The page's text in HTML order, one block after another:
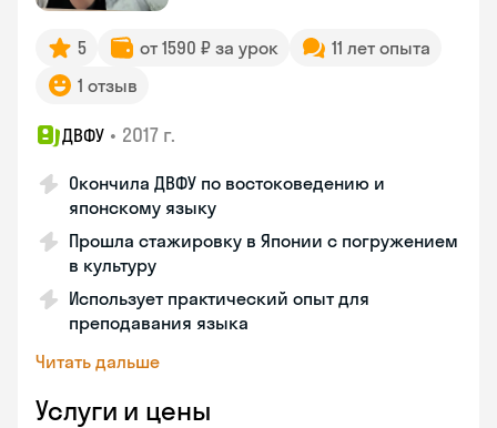
5 от 1590 ₽ за урок
11 лет опыта
1 отзыв
ДВФУ • 2017 г.
Окончила ДВФУ по востоковедению и
японскому языку
Прошла стажировку в Японии с погружением
в культуру
Использует практический опыт для
преподавания языка
Читать дальше
Услуги и цены